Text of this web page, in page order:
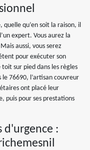
qu’en soit la raison, il
expert. Vous aurez la
aussi, vous serez
pour exécuter son
sur pied dans les règles
le 76690, l’artisan couvreur
ont placé leur
puis pour ses prestations
d'urgence :